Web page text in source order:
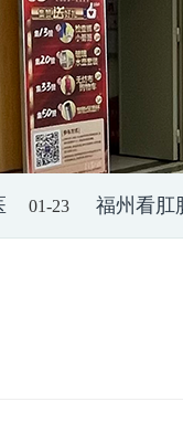
01-23 福州看肛